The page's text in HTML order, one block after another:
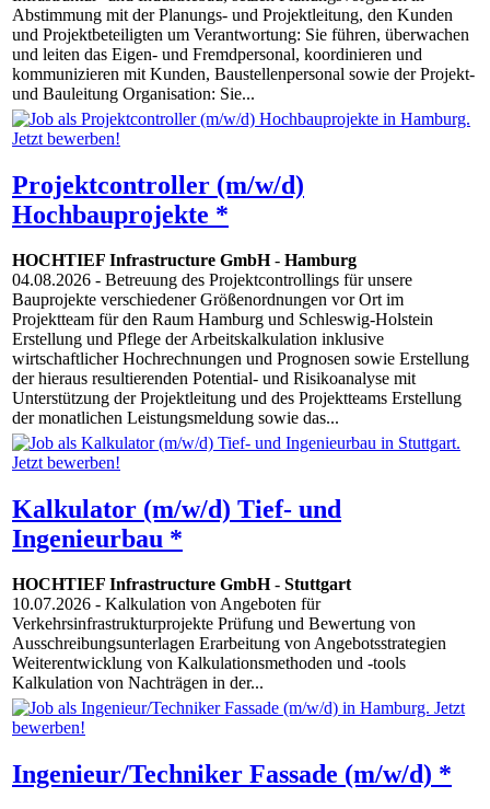
Abstimmung mit der Planungs- und Projektleitung, den Kunden
und Projektbeteiligten um Verantwortung: Sie führen, überwachen
und leiten das Eigen- und Fremdpersonal, koordinieren und
kommunizieren mit Kunden, Baustellenpersonal sowie der Projekt-
und Bauleitung Organisation: Sie...
Projektcontroller (m/w/d)
Hochbauprojekte *
HOCHTIEF Infrastructure GmbH- Hamburg
04.08.2026 - Betreuung des Projektcontrollings für unsere
Bauprojekte verschiedener Größenordnungen vor Ort im
Projektteam für den Raum Hamburg und Schleswig-Holstein
Erstellung und Pflege der Arbeitskalkulation inklusive
wirtschaftlicher Hochrechnungen und Prognosen sowie Erstellung
der hieraus resultierenden Potential- und Risikoanalyse mit
Unterstützung der Projektleitung und des Projektteams Erstellung
der monatlichen Leistungsmeldung sowie das...
Kalkulator (m/w/d) Tief- und
Ingenieurbau *
HOCHTIEF Infrastructure GmbH- Stuttgart
10.07.2026 - Kalkulation von Angeboten für
Verkehrsinfrastrukturprojekte Prüfung und Bewertung von
Ausschreibungsunterlagen Erarbeitung von Angebotsstrategien
Weiterentwicklung von Kalkulationsmethoden und -tools
Kalkulation von Nachträgen in der...
Ingenieur/Techniker Fassade (m/w/d) *